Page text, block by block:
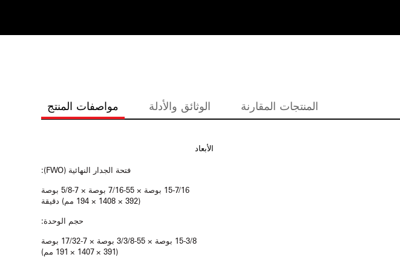
مواصفات المنتج الوثائق والأدلة المنتجات المقارنة
الأبعاد
فتحة الجدار النهائية (FWO):
15-7/16 بوصة × 55-7/16 بوصة × 7-5/8 بوصة
(392 × 1408 × 194 مم) دقيقة
حجم الوحدة:
15-3/8 بوصة × 55-3/3/8 بوصة × 7-17/32 بوصة
(391 × 1407 × 191 مم)